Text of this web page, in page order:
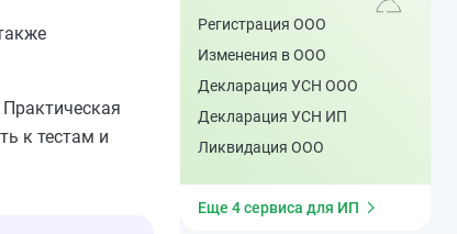
к тестам и
Регистрация ООО
Изменения в ООО
Декларация УСН ООО
Декларация УСН ИП
Ликвидация ООО
Еще 4 сервиса для ИП